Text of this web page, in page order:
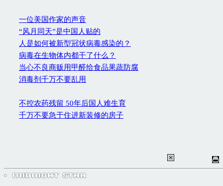
一位美国作家的声音
“风月同天”是中国人贴的
人是如何被新型冠状病毒感染的？
病毒在生物体内都干了什么？
当心不良商贩用甲醛给食品果蔬防腐
消毒剂千万不要乱用
不控农药残留 50年后国人难生育
千万不要急于住进新装修的房子